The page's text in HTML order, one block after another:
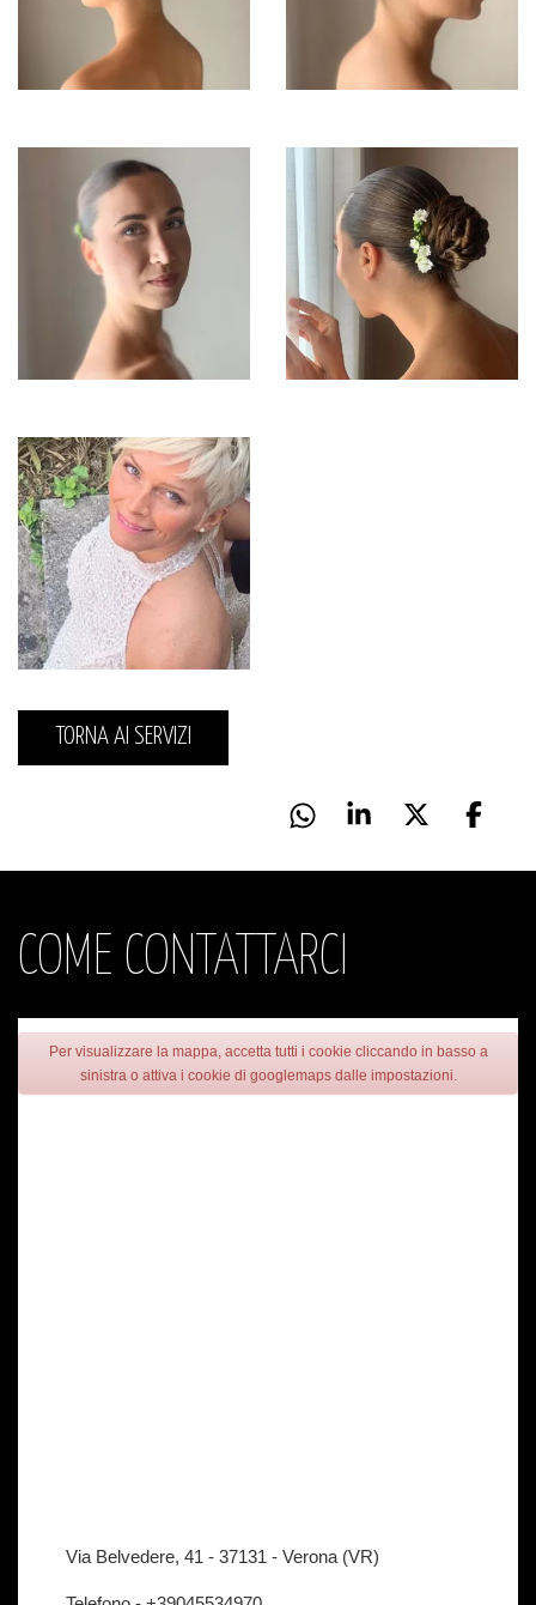
TORNA AI SERVIZI
COME CONTATTARCI
Per visualizzare la mappa, accetta tutti i cookie cliccando in basso a
sinistra o attiva i cookie di googlemaps dalle impostazioni.
Via Belvedere, 41 - 37131 - Verona (VR)